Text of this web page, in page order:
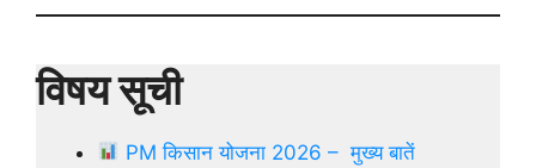
विषय सूची
PM किसान योजना 2026 – मुख्य बातें